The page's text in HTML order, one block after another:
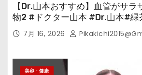
【Dr.山本おすすめ】血管がサラ
物2 #ドクター山本 #Dr.山本#緑
7月 16, 2026
美容・健康